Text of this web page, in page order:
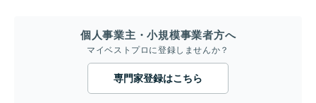
個人事業主・小規模事業者方へ
マイベストプロに登録しませんか？
専門家登録はこちら